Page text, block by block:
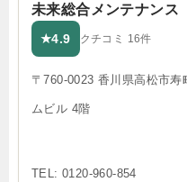
未来総合メンテナンス
★4.9 クチコミ 16件
〒760-0023 香川県高松市
ムビル 4階
TEL: 0120-960-854